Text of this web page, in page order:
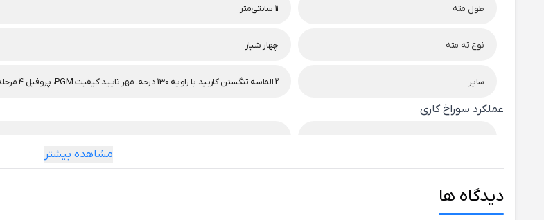
طول مته 11 سانتی‌متر
نوع ته مته چهار شیار
سایر 2 الماسه تنگستن کاربید با زاویه 130 درجه، مهر تایید کیفیت PGM، پروفیل 4 مرحله‌ای، دقت بالا برای ایجاد رولپلاک، تخلیه سریع گرد و خاک.
عملکرد سوراخ کاری
سنگ طبیعی
مشاهده بیشتر
دیدگاه ها